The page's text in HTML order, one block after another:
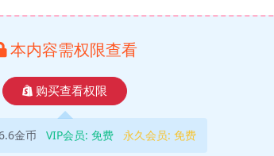
本内容需权限查看
购买查看权限
金币 VIP会员: 免费 永久会员: 免费